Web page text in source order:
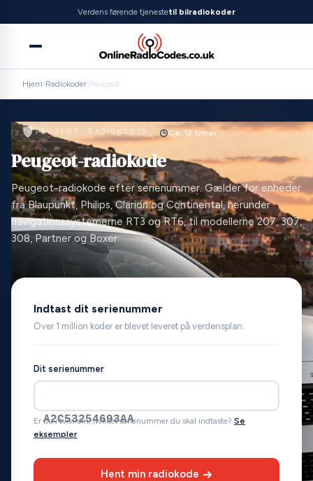
Verdens førende tjenestetil bilradiokoder
Hjem›Radiokoder›Peugeot
PEUGEOT · RADIOKODER Ca. 12 timer
Peugeot-radiokode
Peugeot-radiokode efter serienummer. Gælder for enheder
fra Blaupunkt, Philips, Clarion og Continental, herunder
navigationssystemerne RT3 og RT6, til modellerne 207, 307,
308, Partner og Boxer.
Indtast dit serienummer
Over 1 million koder er blevet leveret på verdensplan.
Dit serienummer
A2C53254693AA
Er du i tvivl om, hvilket serienummer du skal indtaste? Se
eksempler
Hent min radiokode